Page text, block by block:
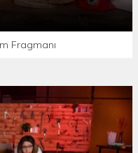
Fragmanı